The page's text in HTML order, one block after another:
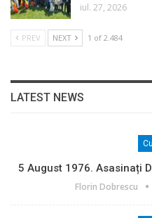
iul. 27, 2026
PREV NEXT 1 of 2.484
LATEST NEWS
5 August 1976. Asasinați
Florin Dobrescu